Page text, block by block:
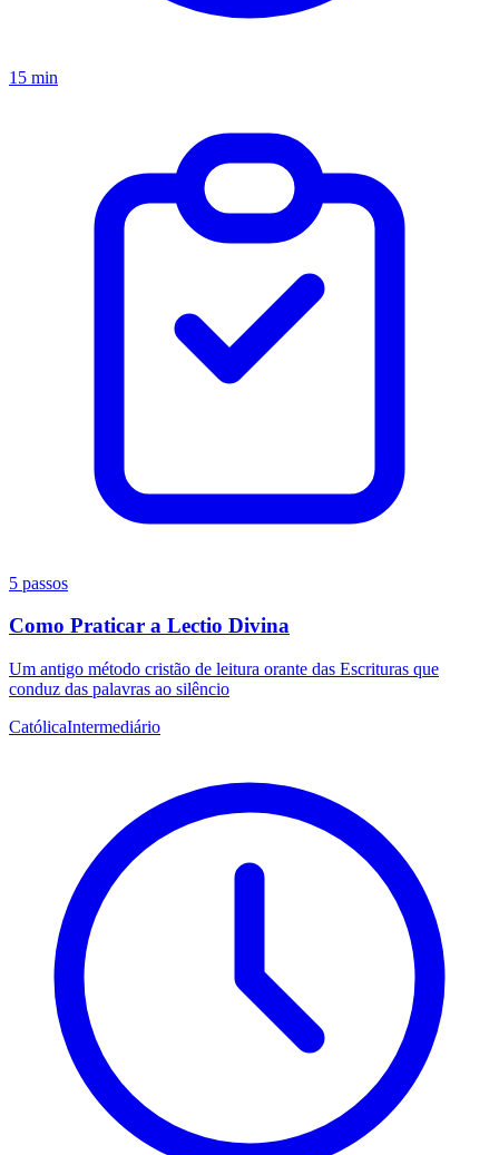
15 min
5 passos
Como Praticar a Lectio Divina
Um antigo método cristão de leitura orante das Escrituras que
conduz das palavras ao silêncio
CatólicaIntermediário